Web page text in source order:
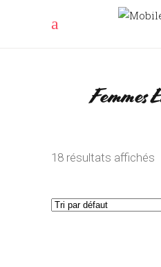
Femmes
18 résultats affichés